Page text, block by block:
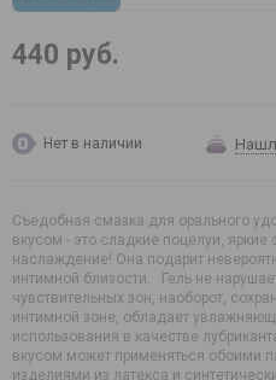
440 руб.
Нет в наличии
Съедобная смазка для орального
вкусом - это сладкие поцелуи,
наслаждение! Она подарит
интимной близости. Гель не
чувствительных зон, наоборот,
интимной зоне, обладает
использования в качестве
вкусом может применяться обоими
изделиями из латекса и